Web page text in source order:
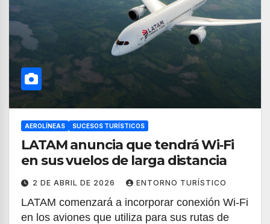
AEROLÍNEAS SUCESOS TURÍSTICOS
LATAM anuncia que tendrá Wi‑Fi
en sus vuelos de larga distancia
2 DE ABRIL DE 2026 ENTORNO TURÍSTICO
LATAM comenzará a incorporar conexión Wi‑Fi
en los aviones que utiliza para sus rutas de